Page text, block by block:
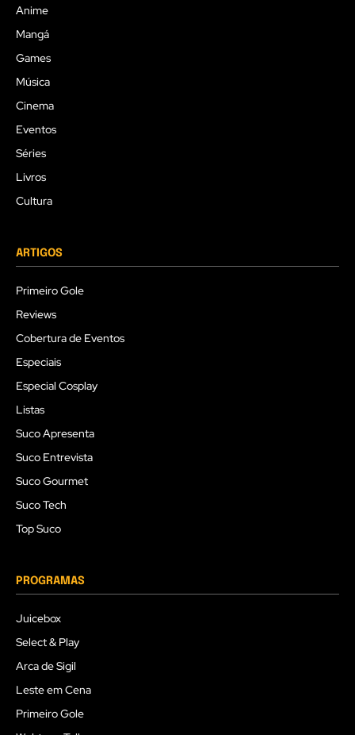
Anime
Mangá
Games
Música
Cinema
Eventos
Séries
Livros
Cultura
ARTIGOS
Primeiro Gole
Reviews
Cobertura de Eventos
Especiais
Especial Cosplay
Listas
Suco Apresenta
Suco Entrevista
Suco Gourmet
Suco Tech
Top Suco
PROGRAMAS
Juicebox
Select & Play
Arca de Sigil
Leste em Cena
Primeiro Gole